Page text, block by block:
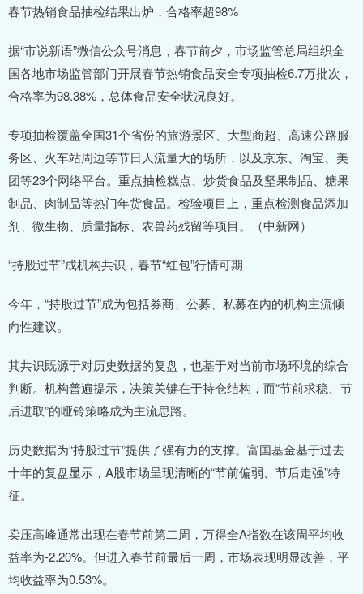
春节热销食品抽检结果出炉，合格率超98%
据“市说新语”微信公众号消息，春节前夕，市场监管总局组织全
国各地市场监管部门开展春节热销食品安全专项抽检6.7万批次，
合格率为98.38%，总体食品安全状况良好。
专项抽检覆盖全国31个省份的旅游景区、大型商超、高速公路服
务区、火车站周边等节日人流量大的场所，以及京东、淘宝、美
团等23个网络平台。重点抽检糕点、炒货食品及坚果制品、糖果
制品、肉制品等热门年货食品。检验项目上，重点检测食品添加
剂、微生物、质量指标、农兽药残留等项目。（中新网）
“持股过节”成机构共识，春节“红包”行情可期
今年，“持股过节”成为包括券商、公募、私募在内的机构主流倾
向性建议。
其共识既源于对历史数据的复盘，也基于对当前市场环境的综合
判断。机构普遍提示，决策关键在于持仓结构，而“节前求稳、节
后进取”的哑铃策略成为主流思路。
历史数据为“持股过节”提供了强有力的支撑。富国基金基于过去
十年的复盘显示，A股市场呈现清晰的“节前偏弱、节后走强”特
征。
卖压高峰通常出现在春节前第二周，万得全A指数在该周平均收
益率为-2.20%。但进入春节前最后一周，市场表现明显改善，平
均收益率为0.53%。